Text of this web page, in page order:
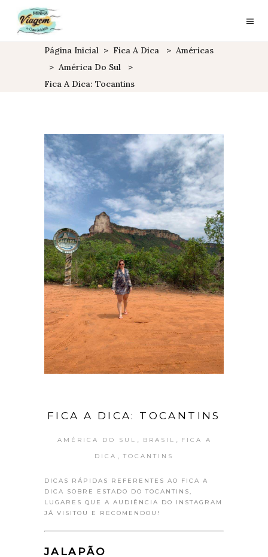
Página Inicial > Fica A Dica > Américas
> América Do Sul
>
Fica A Dica: Tocantins
FICA A DICA: TOCANTINS
AMÉRICA DO SUL BRASIL FICA A
DICA TOCANTINS
DICAS RÁPIDAS REFERENTES AO FICA A
DICA SOBRE ESTADO DO TOCANTINS,
LUGARES QUE A AUDIÊNCIA DO INSTAGRAM
JÁ VISITOU E RECOMENDOU!
JALAPÃO